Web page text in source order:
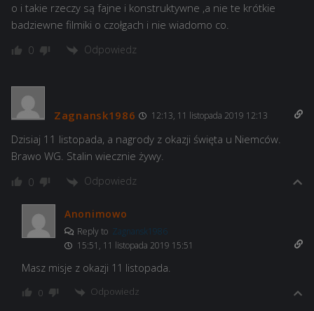
o i takie rzeczy są fajne i konstruktywne ,a nie te krótkie
badziewne filmiki o czołgach i nie wiadomo co.
0 Odpowiedz
Zagnansk1986 12:13, 11 listopada 2019 12:13
Dzisiaj 11 listopada, a nagrody z okazji święta u Niemców.
Brawo WG. Stalin wiecznie żywy.
0 Odpowiedz
Anonimowo
Reply to Zagnansk1986
15:51, 11 listopada 2019 15:51
Masz misje z okazji 11 listopada.
0 Odpowiedz